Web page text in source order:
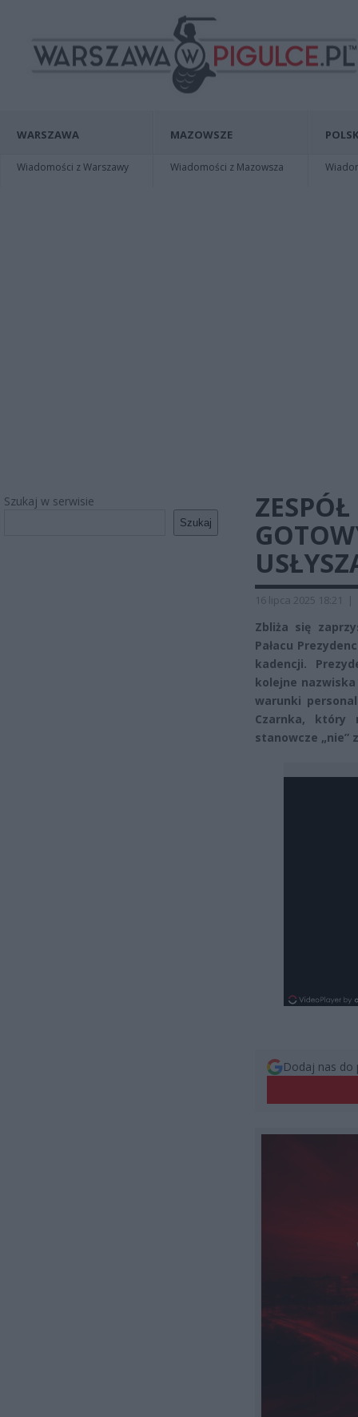
WARSZAWA
Wiadomości z Warszawy
MAZOWSZE
Wiadomości z Mazowsza
Szukaj w serwisie
Szukaj
16 lipca 2025 18:21 |
Zbliża się
Pałacu
kadencji.
kolejne
warunki
Czarnka, który
stanowcze „nie”
Dodaj nas do